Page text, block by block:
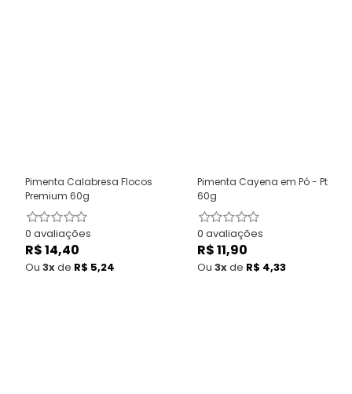
Pimenta Calabresa Flocos
Premium 60g
0 avaliações
Preço
normal
R$ 14,40
Ou 3xde R$ 5,24
Pimenta Cayena em Pó - Pt
60g
0 avaliações
Preço
normal
R$ 11,90
Ou 3xde R$ 4,33